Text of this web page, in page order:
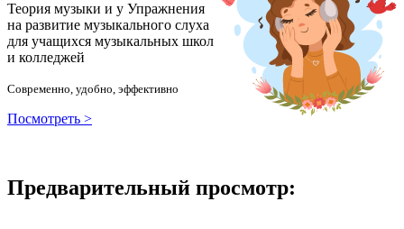
Теория музыки и у Упражнения
на развитие музыкального слуха
для учащихся музыкальных школ
и колледжей
Современно, удобно, эффективно
Посмотреть >
Предварительный просмотр: